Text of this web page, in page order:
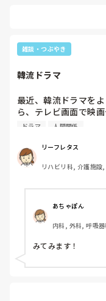
ちょっと遠いかな
それなりに満足してい
雑談・つぶやき
韓流ドラマ
最近、韓流ドラマを
ら、テレビ画面で映
なりました。今、私
まだ観てない方、是
ドラマ 人間関係
リーフレタス
リハビリ科, 介護施設
あちゃぽん
内科, 外科, 呼吸
急科, 超急性期,
脳神経外科,
みてみます！